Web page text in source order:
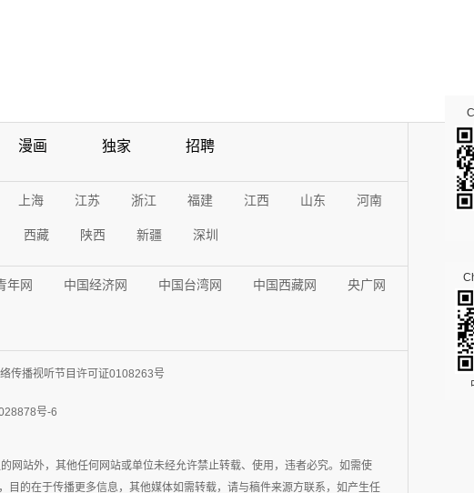
漫画 独家 招聘
上海 江苏 浙江 福建 江西 山东 河南
西藏 陕西 新疆 深圳
年网 中国经济网 中国台湾网 中国西藏网 央广网
传播视听节目许可证0108263号
号-6
网站外，其他任何网站或单位未经允许禁止转载、使用，违者必究。如需使
的在于传播更多信息，其他媒体如需转载，请与稿件来源方联系，如产生任